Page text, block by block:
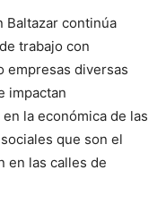
Baltazar continúa
trabajo con
empresas diversas
impactan
la económica de las
que son el
en las calles de